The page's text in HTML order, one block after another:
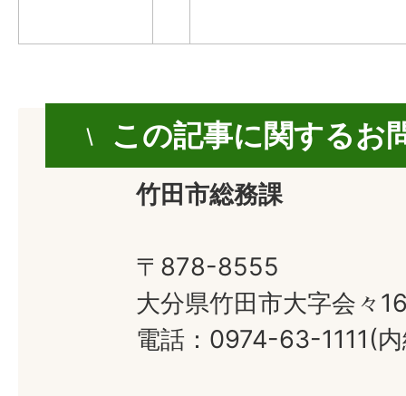
この記事に関するお
竹田市総務課
〒878-8555
大分県竹田市大字会々
電話：0974-63-1111(